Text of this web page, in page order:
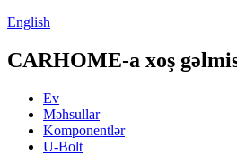
English
CARHOME-a xoş
Ev
Məhsullar
Komponentlər
U-Bolt